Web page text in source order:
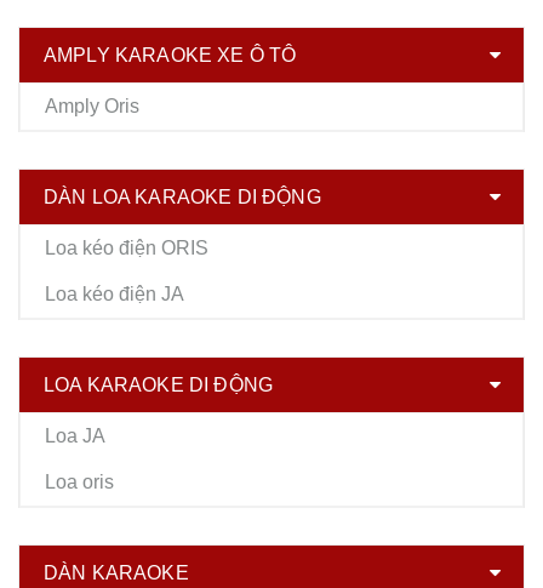
AMPLY KARAOKE XE Ô TÔ
Amply Oris
DÀN LOA KARAOKE DI ĐỘNG
Loa kéo điện ORIS
Loa kéo điện JA
LOA KARAOKE DI ĐỘNG
Loa JA
Loa oris
DÀN KARAOKE